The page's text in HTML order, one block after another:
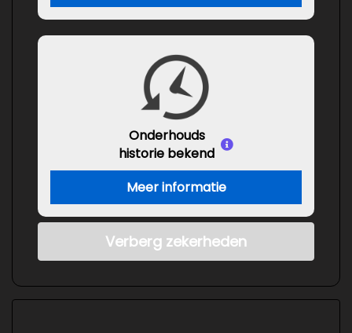
Onderhouds
historie bekend
Meer informatie
Verberg zekerheden